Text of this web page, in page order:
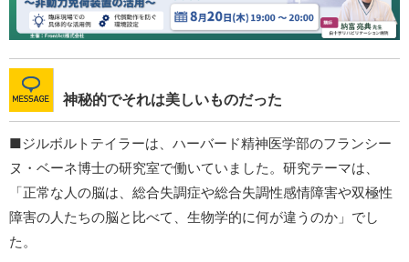
神秘的でそれは美しいものだった
■ジルボルトテイラーは、ハーバード精神医学部のフランシー
ヌ・ベーネ博士の研究室で働いていました。研究テーマは、
「正常な人の脳は、総合失調症や総合失調性感情障害や双極性
障害の人たちの脳と比べて、生物学的に何が違うのか」でし
た。